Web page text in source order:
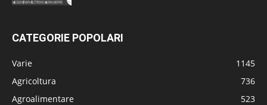
CATEGORIE POPOLARI
Varie
1145
Agricoltura
736
Agroalimentare
523